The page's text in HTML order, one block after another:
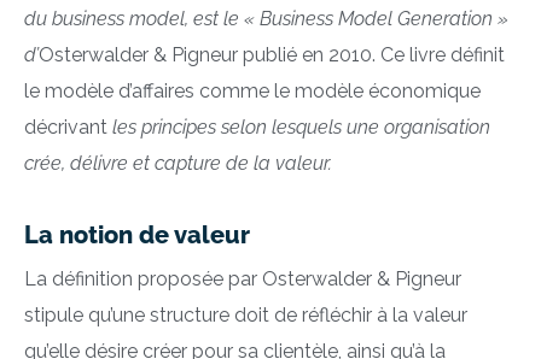
du business model, est le « Business Model Generation »
d’Osterwalder & Pigneur publié en 2010. Ce livre définit
le modèle d’affaires comme le modèle économique
décrivant les principes selon lesquels une organisation
crée, délivre et capture de la valeur.
La notion de valeur
La définition proposée par Osterwalder & Pigneur
stipule qu’une structure doit de réfléchir à la valeur
qu’elle désire créer pour sa clientèle, ainsi qu’à la